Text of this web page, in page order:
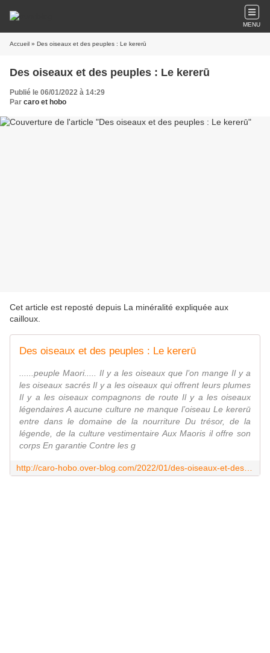
MENU
Accueil » Des oiseaux et des peuples : Le kererū
Des oiseaux et des peuples : Le kererū
Publié le 06/01/2022 à 14:29
Par caro et hobo
Cet article est reposté depuis La minéralité expliquée aux
cailloux
Des oiseaux et des peuples : Le kererū
......peuple Maori..... Il y a les oiseaux que l’on mange Il y a
les oiseaux sacrés Il y a les oiseaux qui offrent leurs plumes
Il y a les oiseaux compagnons de route Il y a les oiseaux
légendaires A aucune culture ne manque l’oiseau Le kererū
entre dans le domaine de la nourriture Du trésor, de la
légende, de la culture vestimentaire Aux Maoris il offre son
corps En garantie Contre les g